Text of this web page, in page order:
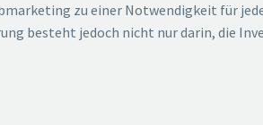
zu einer Notwendigkeit für
besteht jedoch nicht nur darin, die